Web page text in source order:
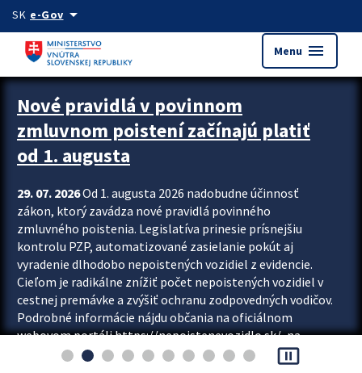
Preskocit na hlavný obsah
SK e-Govarrow_drop_down
Menu menu
Zastavit automatický posun upútavok
Nové pravidlá v povinnom
zmluvnom poistení začínajú platiť
od 1. augusta
29. 07. 2026Od 1. augusta 2026 nadobudne účinnosť
zákon, ktorý zavádza nové pravidlá povinného
zmluvného poistenia. Legislatíva prinesie prísnejšiu
kontrolu PZP, automatizované zasielanie pokút aj
vyradenie dlhodobo nepoistených vozidiel z evidencie.
Cieľom je radikálne znížiť počet nepoistených vozidiel v
cestnej premávke a zvýšiť ochranu zodpovedných vodičov.
Podrobné informácie nájdu občania na oficiálnom
webovom portáli https://nepoistenevozidlo.sk/, na
ktorom od augusta pribudne aj možnosť overiť si...
pause_presentation